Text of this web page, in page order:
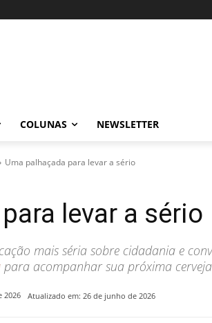
COLUNAS NEWSLETTER
Uma palhaçada para levar a sério
levar a sério
mais séria sobre cidadania e
para acompanhar sua próxima cerveja
2026 Atualizado em: 26 de junho de 2026